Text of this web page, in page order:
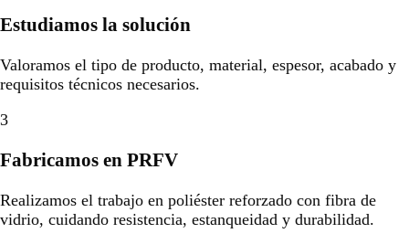
Estudiamos la solución
Valoramos el tipo de producto, material, espesor, acabado y
requisitos técnicos necesarios.
3
Fabricamos en PRFV
Realizamos el trabajo en poliéster reforzado con fibra de
vidrio, cuidando resistencia, estanqueidad y durabilidad.